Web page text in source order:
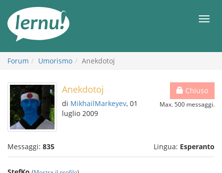
all’indice
Forum Umorismo Anekdotoj
Chiuso
Max. 500 messaggi.
Anekdotoj
di MikhailMarkeyev, 01
luglio 2009
Messaggi: 835 Lingua: Esperanto